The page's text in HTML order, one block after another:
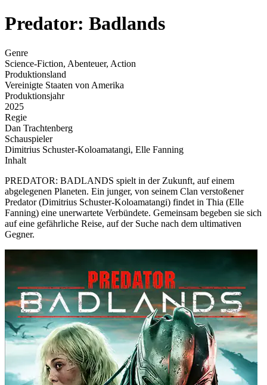
Predator: Badlands
Genre
Science-Fiction, Abenteuer, Action
Produktionsland
Vereinigte Staaten von Amerika
Produktionsjahr
2025
Regie
Dan Trachtenberg
Schauspieler
Dimitrius Schuster-Koloamatangi, Elle Fanning
Inhalt
PREDATOR: BADLANDS spielt in der Zukunft, auf einem
abgelegenen Planeten. Ein junger, von seinem Clan verstoßener
Predator (Dimitrius Schuster-Koloamatangi) findet in Thia (Elle
Fanning) eine unerwartete Verbündete. Gemeinsam begeben sie sich
auf eine gefährliche Reise, auf der Suche nach dem ultimativen
Gegner.